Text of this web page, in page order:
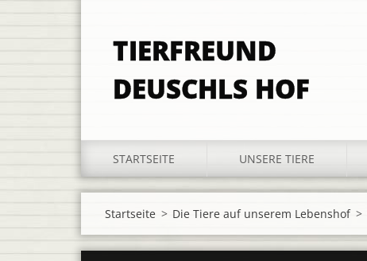
TIERFREUND
DEUSCHLS HOF
STARTSEITE UNSERE TIERE
Startseite > Die Tiere auf unserem Lebenshof >